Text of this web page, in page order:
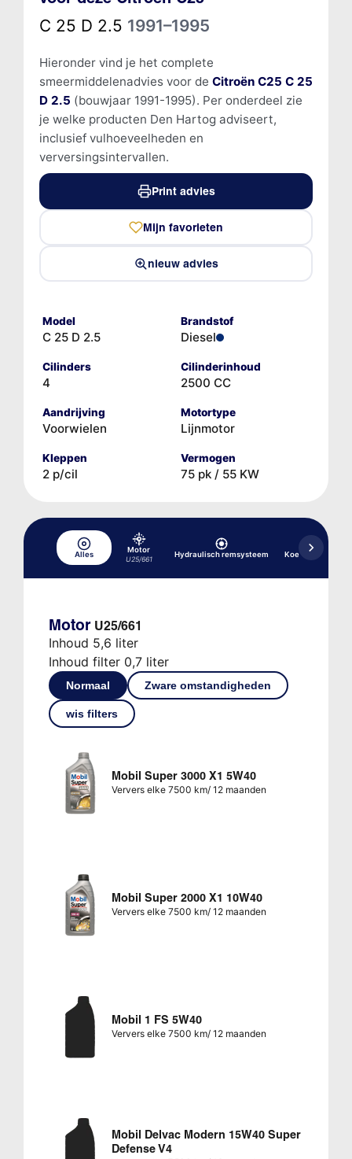
C 25 D 2.5 1991–1995
Hieronder vind je het complete
smeermiddelenadvies voor de Citroën C25 C 25
D 2.5 (bouwjaar 1991-1995). Per onderdeel zie
je welke producten Den Hartog adviseert,
inclusief vulhoeveelheden en
verversingsintervallen.
Print advies
Mijn favorieten
nieuw advies
Model
C 25 D 2.5
Brandstof
Diesel
Cilinders
4
Cilinderinhoud
2500 CC
Aandrijving
Voorwielen
Motortype
Lijnmotor
Kleppen
2 p/cil
Vermogen
75 pk / 55 KW
Alles
Motor
U25/661
Hydraulisch remsysteem Koelsysteem
Motor U25/661
Inhoud 5,6 liter
Inhoud filter 0,7 liter
Normaal Zware omstandigheden
wis filters
Mobil Super 3000 X1 5W40
Ververs elke 7500 km/ 12 maanden
Mobil Super 2000 X1 10W40
Ververs elke 7500 km/ 12 maanden
Mobil 1 FS 5W40
Ververs elke 7500 km/ 12 maanden
Mobil Delvac Modern 15W40 Super
Defense V4